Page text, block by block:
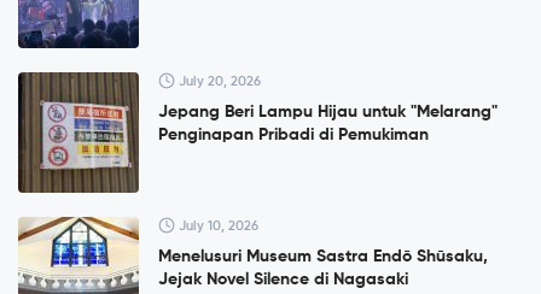
July 20, 2026
Jepang Beri Lampu Hijau untuk "Melarang"
Penginapan Pribadi di Pemukiman
July 10, 2026
Menelusuri Museum Sastra Endō Shūsaku,
Jejak Novel Silence di Nagasaki